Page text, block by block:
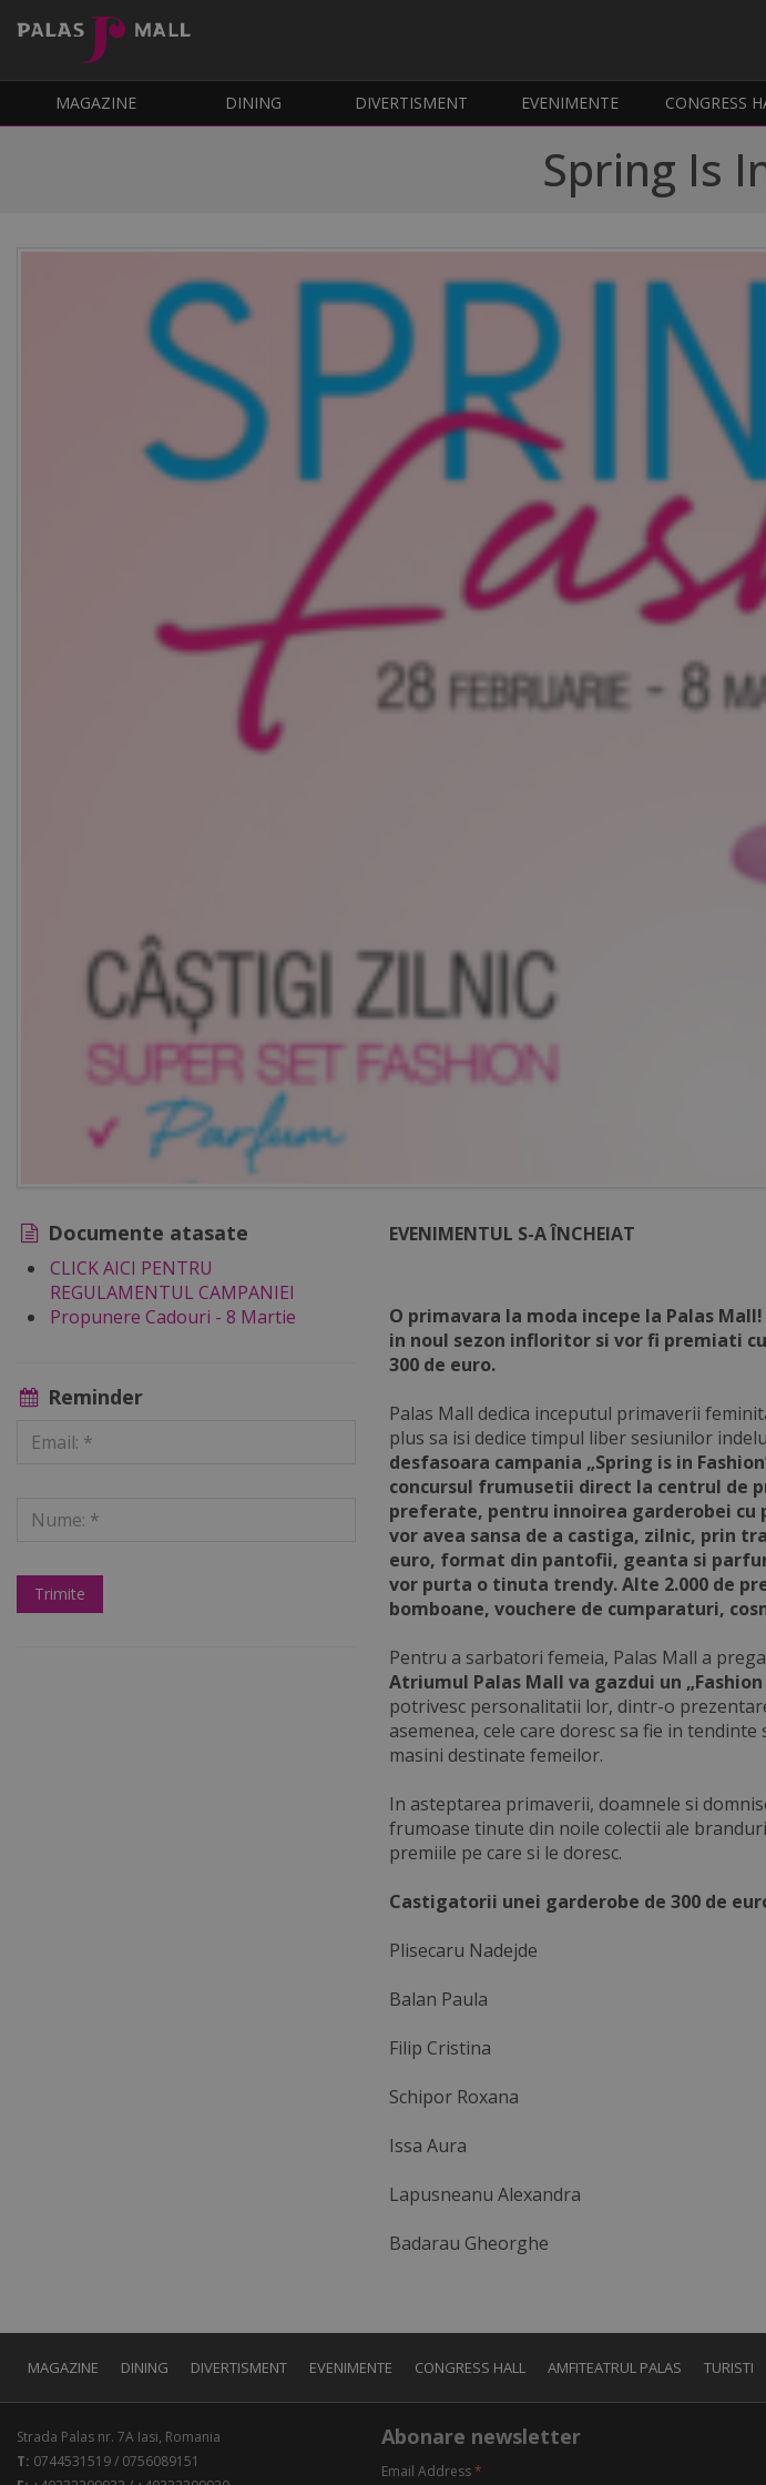
MAGAZINE DINING DIVERTISMENT EVENIMENTE CONGRESS
Spring Is
EVENIMENTUL S-A ÎNCHEIAT
O primavara la moda incepe la Palas
in noul sezon infloritor si vor fi premiati
300 de euro.
Palas Mall dedica inceputul primaverii
plus sa isi dedice timpul liber sesiunilor
desfasoara campania „Spring is in
concursul frumusetii direct la centrul de
preferate, pentru innoirea garderobei
vor avea sansa de a castiga, zilnic, prin
euro, format din pantofii, geanta si
vor purta o tinuta trendy. Alte 2.000 de
bomboane, vouchere de cumparaturi,
Pentru a sarbatori femeia, Palas Mall a
Atriumul Palas Mall va gazdui un
potrivesc personalitatii lor, dintr-o
asemenea, cele care doresc sa fie in
masini destinate femeilor.
In asteptarea primaverii, doamnele si
frumoase tinute din noile colectii ale
premiile pe care si le doresc.
Castigatorii unei garderobe de 300 de
Plisecaru Nadejde
Balan Paula
Filip Cristina
Schipor Roxana
Issa Aura
Lapusneanu Alexandra
Badarau Gheorghe
Documente atasate
CLICK AICI PENTRU
REGULAMENTUL CAMPANIEI
Propunere Cadouri - 8 Martie
Reminder
MAGAZINE DINING DIVERTISMENT EVENIMENTE CONGRESS HALL AMFITEATRUL PALAS TURISTI
Strada Palas nr. 7A Iasi, Romania
T: 0744531519 / 0756089151
Abonare newsletter
Email Address*